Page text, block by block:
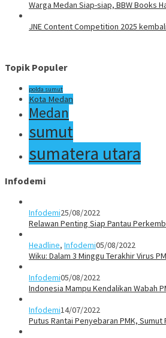
Warga Medan Siap-siap, BBW Books
JNE Content Competition 2025
Topik Populer
polda sumut
Kota Medan
Medan
sumut
sumatera utara
Infodemi
Infodemi25/08/2022
Relawan Penting Siap Pantau
Headline, Infodemi05/08/2022
Wiku: Dalam 3 Minggu Terakhir Virus
Infodemi05/08/2022
Indonesia Mampu Kendalikan Wabah
Infodemi14/07/2022
Putus Rantai Penyebaran PMK,